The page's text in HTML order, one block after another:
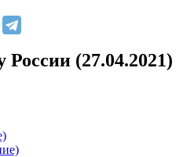
России (27.04.2021)